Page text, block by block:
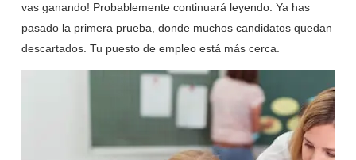
vas ganando! Probablemente continuará leyendo. Ya has
pasado la primera prueba, donde muchos candidatos quedan
descartados. Tu puesto de empleo está más cerca.